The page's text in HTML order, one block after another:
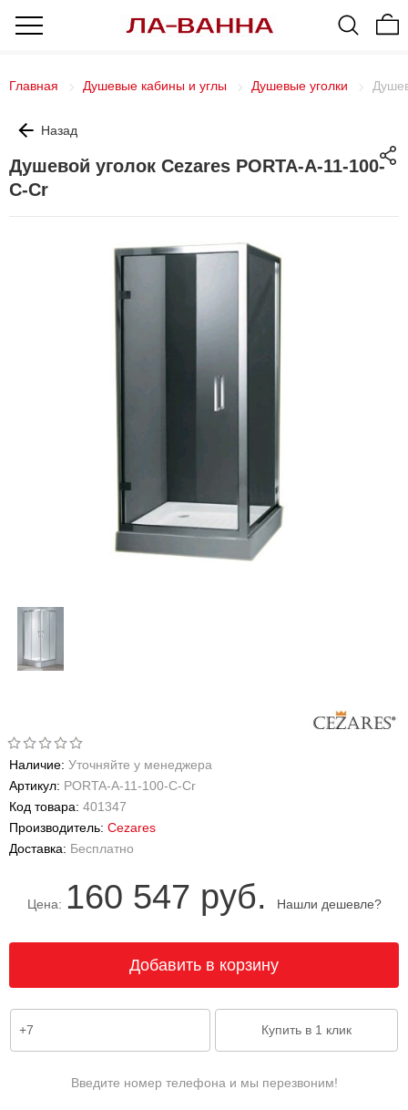
Главная Душевые кабины и углы Душевые уголки
Назад
Душевой уголок Cezares PORTA-A-11-100-
C-Cr
Наличие: Уточняйте у менеджера
Артикул: PORTA-A-11-100-C-Cr
Код товара: 401347
Производитель: Cezares
Доставка: Бесплатно
Цена: 160 547 руб. Нашли дешевле?
Введите номер телефона и мы перезвоним!